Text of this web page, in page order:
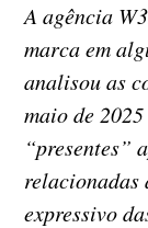
A agência
marca em
analisou as
maio de
“presentes”
relacionadas
expressivo